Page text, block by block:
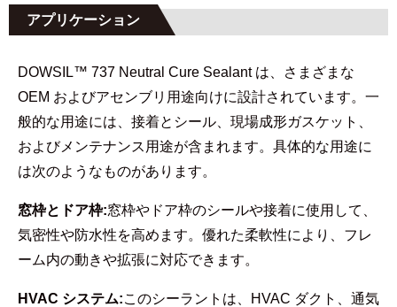
アプリケーション
DOWSIL™ 737 Neutral Cure Sealant は、さまざまな
OEM およびアセンブリ用途向けに設計されています。一
般的な用途には、接着とシール、現場成形ガスケット、
およびメンテナンス用途が含まれます。具体的な用途に
は次のようなものがあります。
窓枠とドア枠:窓枠やドア枠のシールや接着に使用して、
気密性や防水性を高めます。優れた柔軟性により、フレ
ーム内の動きや拡張に対応できます。
HVAC システム:このシーラントは、HVAC ダクト、通気